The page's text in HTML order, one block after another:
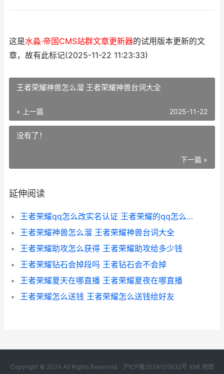
这是水淼·帝国CMS站群文章更新器的试用版本更新的文
章，故有此标记(2025-11-22 11:23:33)
王者荣耀神兽怎么溜 王者荣耀神兽台词大全
« 上一篇 2025-11-22
没有了！
下一篇 »
延伸阅读
王者荣耀qq怎么改实名认证 王者荣耀的qq怎么改实名认证
王者荣耀神兽怎么溜 王者荣耀神兽台词大全
王者荣耀助攻怎么获得 王者荣耀助攻给多少钱
王者荣耀钻石会掉段吗 王者钻石会不会掉
王者荣耀夏天在哪直播 王者荣耀夏夜在哪直播
王者荣耀怎么送钱 王者荣耀怎么送钱给好友
Copyright © 2024 All Rights Reserved. 沪ICP备2024105632号 XML地图